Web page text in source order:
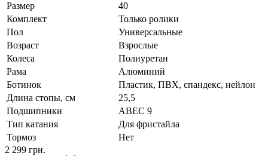
Размер
40
Комплект
Только ролики
Пол
Универсальные
Возраст
Взрослые
Колеса
Полиуретан
Рама
Алюминий
Ботинок
Пластик, ПВХ, спандекс, нейлон
Длина стопы, см
25,5
Подшипники
ABEC 9
Тип катания
Для фристайла
Тормоз
Нет
2 299 грн.